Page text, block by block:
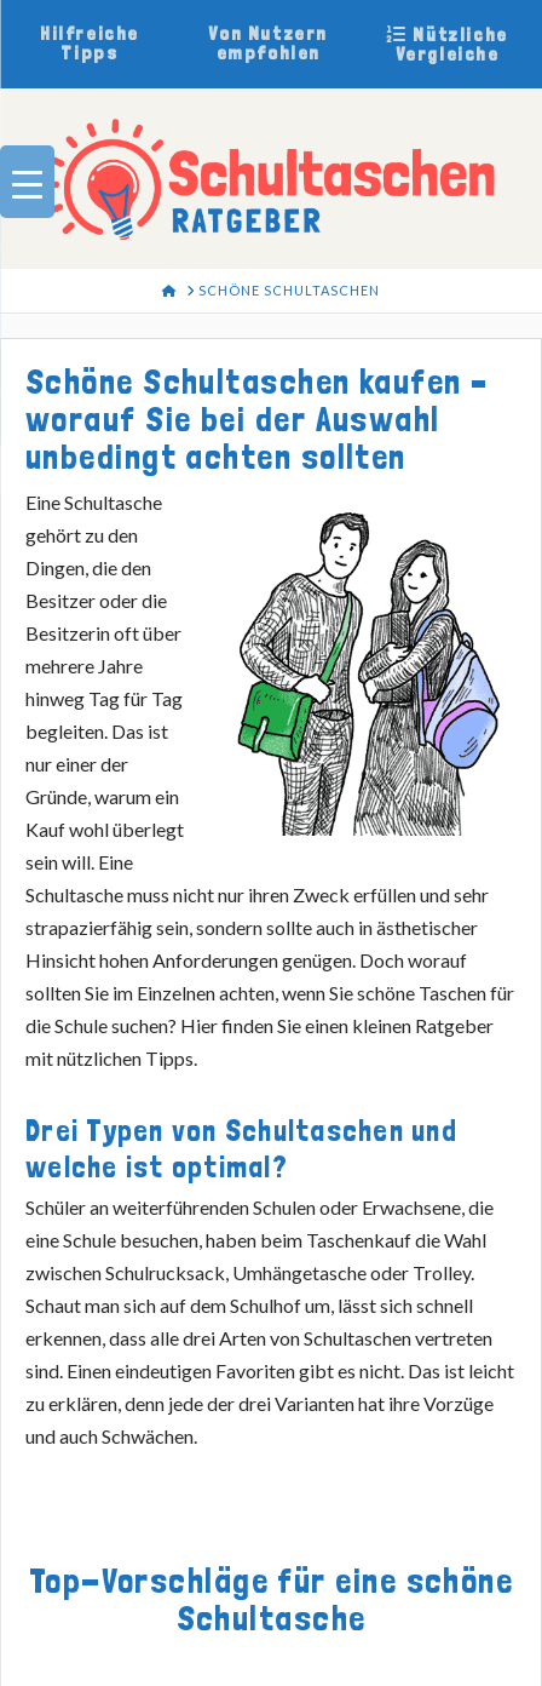
Hilfreiche
Tipps
Von Nutzern
empfohlen
Nützliche
Vergleiche
HOMESCHÖNE SCHULTASCHEN
Schöne Schultaschen kaufen –
worauf Sie bei der Auswahl
unbedingt achten sollten
Eine Schultasche
gehört zu den
Dingen, die den
Besitzer oder die
Besitzerin oft über
mehrere Jahre
hinweg Tag für Tag
begleiten. Das ist
nur einer der
Gründe, warum ein
Kauf wohl überlegt
sein will. Eine
Schultasche muss nicht nur ihren Zweck erfüllen und sehr
strapazierfähig sein, sondern sollte auch in ästhetischer
Hinsicht hohen Anforderungen genügen. Doch worauf
sollten Sie im Einzelnen achten, wenn Sie schöne Taschen für
die Schule suchen? Hier finden Sie einen kleinen Ratgeber
mit nützlichen Tipps.
Drei Typen von Schultaschen und
welche ist optimal?
Schüler an weiterführenden Schulen oder Erwachsene, die
eine Schule besuchen, haben beim Taschenkauf die Wahl
zwischen Schulrucksack, Umhängetasche oder Trolley.
Schaut man sich auf dem Schulhof um, lässt sich schnell
erkennen, dass alle drei Arten von Schultaschen vertreten
sind. Einen eindeutigen Favoriten gibt es nicht. Das ist leicht
zu erklären, denn jede der drei Varianten hat ihre Vorzüge
und auch Schwächen.
Top-Vorschläge für eine schöne
Schultasche